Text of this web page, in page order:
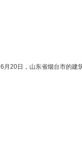
6月20日，山东省烟台市的建